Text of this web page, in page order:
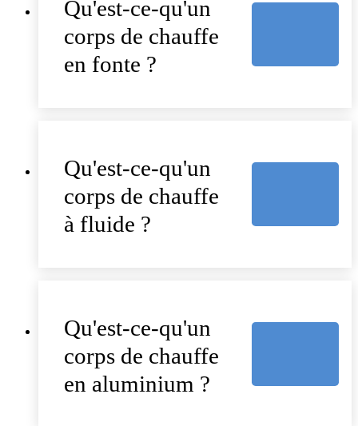
Qu'est-ce-qu'un
corps de chauffe
en fonte ?
Qu'est-ce-qu'un
corps de chauffe
à fluide ?
Qu'est-ce-qu'un
corps de chauffe
en aluminium ?